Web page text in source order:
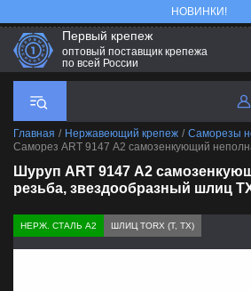
НОВИНКИ!
Первый крепеж
оптовый поставщик крепежа
по всей России
Главная / Нержавеющий крепеж / Саморезы
Саморез ART 9147 А2 самозенкующий
Шуруп ART 9147 А2
резьба, звездообразный шлиц
НЕРЖ. СТАЛЬ А2 ШЛИЦ TORX (T, TX)